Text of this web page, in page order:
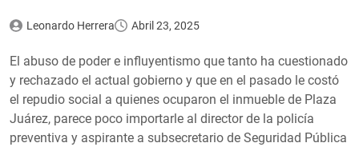
Leonardo Herrera Abril 23, 2025
El abuso de poder e influyentismo que tanto ha cuestionado
y rechazado el actual gobierno y que en el pasado le costó
el repudio social a quienes ocuparon el inmueble de Plaza
Juárez, parece poco importarle al director de la policía
preventiva y aspirante a subsecretario de Seguridad Pública